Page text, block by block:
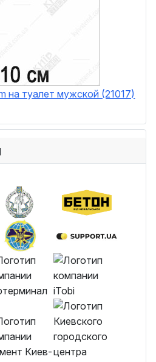
на туалет мужской (21017)